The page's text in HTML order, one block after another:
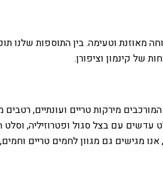
מאוזנת וטעימה. בין התוספות שלנו
של קינמון וציפורן.
מירקות טריים ועונתיים, רטבים
עם בצל סגול ופטרוזיליה, וסלט
מגישים גם מגוון לחמים טריים